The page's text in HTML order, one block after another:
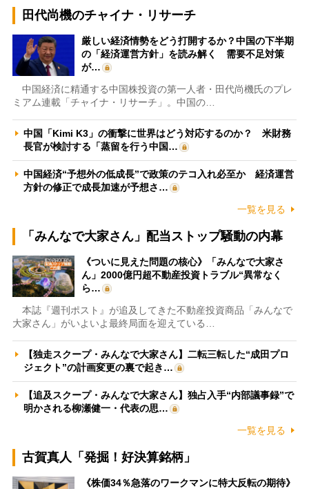
田代尚機のチャイナ・リサーチ
厳しい経済情勢をどう打開するか？中国の下半期
の「経済運営方針」を読み解く 需要不足対策
が…
中国経済に精通する中国株投資の第一人者・田代尚機氏のプレ
ミアム連載「チャイナ・リサーチ」。中国の…
中国「Kimi K3」の衝撃に世界はどう対応するのか？ 米財務
長官が検討する「蒸留を行う中国…
中国経済“予想外の低成長”で政策のテコ入れ必至か 経済運営
方針の修正で成長加速が予想さ…
一覧を見る
「みんなで大家さん」配当ストップ騒動の内幕
《ついに見えた問題の核心》「みんなで大家さ
ん」2000億円超不動産投資トラブル“異常なく
ら…
本誌『週刊ポスト』が追及してきた不動産投資商品「みんなで
大家さん」がいよいよ最終局面を迎えている…
【独走スクープ・みんなで大家さん】二転三転した“成田プロ
ジェクト”の計画変更の裏で起き…
【追及スクープ・みんなで大家さん】独占入手“内部議事録”で
明かされる柳瀬健一・代表の思…
一覧を見る
古賀真人「発掘！好決算銘柄」
《株価34％急落のワークマンに特大反転の期待》